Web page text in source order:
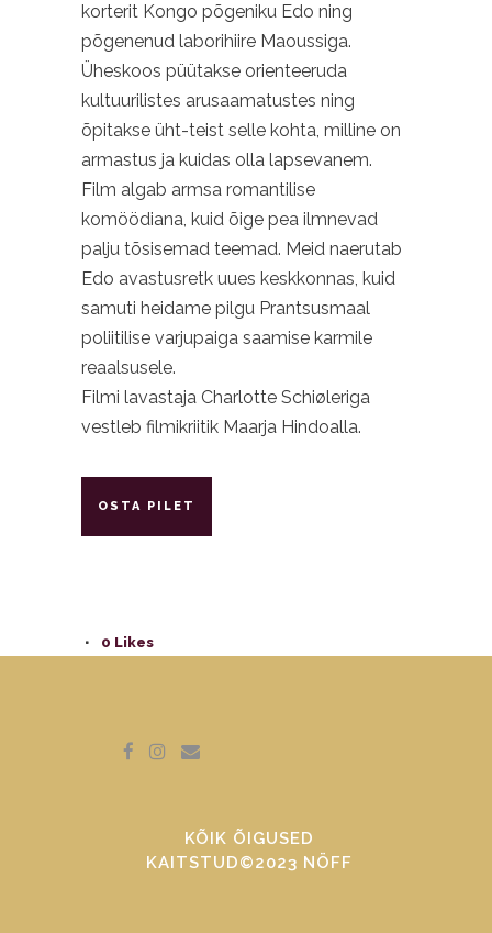
korterit Kongo põgeniku Edo ning
põgenenud laborihiire Maoussiga.
Üheskoos püütakse orienteeruda
kultuurilistes arusaamatustes ning
õpitakse üht-teist selle kohta, milline on
armastus ja kuidas olla lapsevanem.
Film algab armsa romantilise
komöödiana, kuid õige pea ilmnevad
palju tõsisemad teemad. Meid naerutab
Edo avastusretk uues keskkonnas, kuid
samuti heidame pilgu Prantsusmaal
poliitilise varjupaiga saamise karmile
reaalsusele.
Filmi lavastaja Charlotte Schiøleriga
vestleb filmikriitik Maarja Hindoalla.
OSTA PILET
0 Likes
KÕIK ÕIGUSED
KAITSTUD©2023 NÖFF